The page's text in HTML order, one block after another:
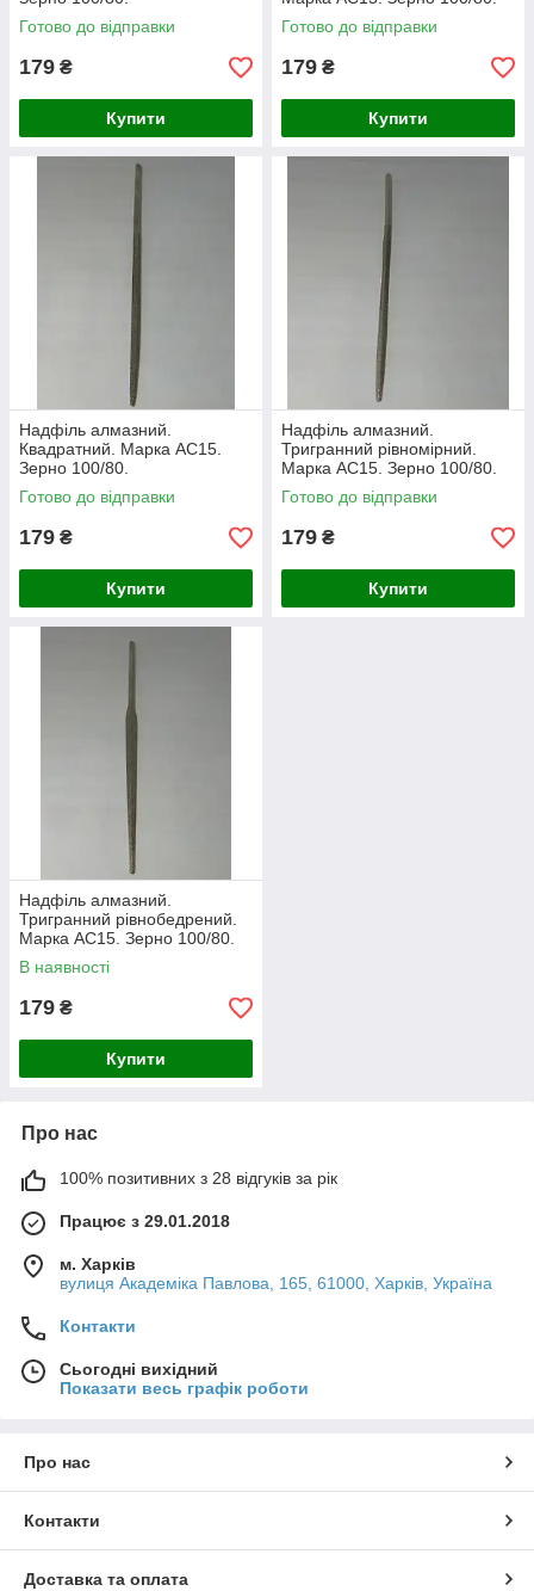
Готово до відправки
179 ₴
Купити
Готово до відправки
179 ₴
Купити
Надфіль алмазний.
Квадратний. Марка АС15.
Зерно 100/80.
Готово до відправки
179 ₴
Купити
Надфіль алмазний.
Тригранний рівномірний.
Марка АС15. Зерно 100/80.
Готово до відправки
179 ₴
Купити
Надфіль алмазний.
Тригранний рівнобедрений.
Марка АС15. Зерно 100/80.
В наявності
179 ₴
Купити
Про нас
100% позитивних з 28 відгуків за рік
Працює з 29.01.2018
м. Харків
вулиця Академіка Павлова, 165, 61000, Харків, Україна
Контакти
Сьогодні вихідний
Показати весь графік роботи
Про нас
Контакти
Доставка та оплата